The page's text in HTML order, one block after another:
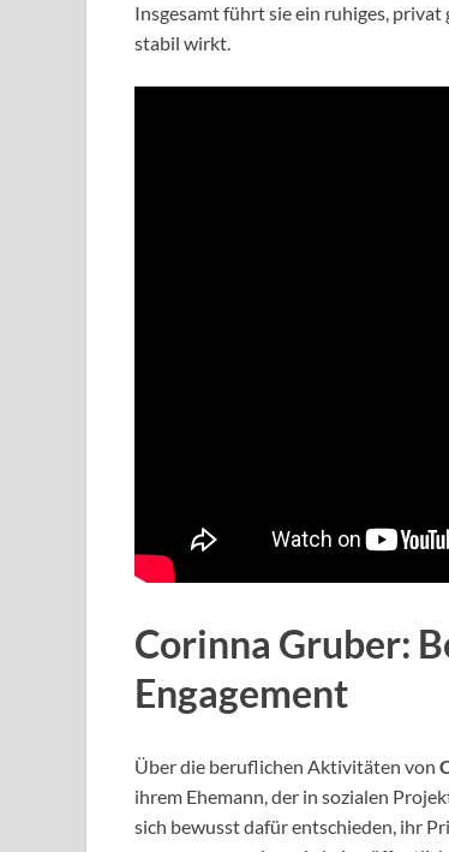
Insgesamt führt sie ein ruhiges,
stabil wirkt.
Corinna Gruber:
Engagement
Über die beruflichen Aktivitäten von
ihrem Ehemann, der in sozialen
sich bewusst dafür entschieden, ihr